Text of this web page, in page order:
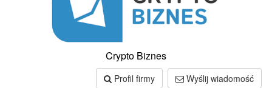
Crypto Biznes
Profil firmy Wyślij wiadomość